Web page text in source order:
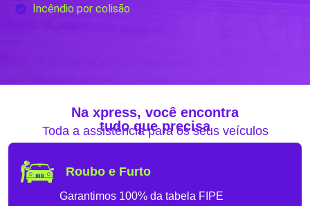
Incêndio por colisão
Na xpress, você encontra
tudo que precisa
Toda a assistência para os seus veículos
Roubo e Furto
Garantimos 100% da tabela FIPE